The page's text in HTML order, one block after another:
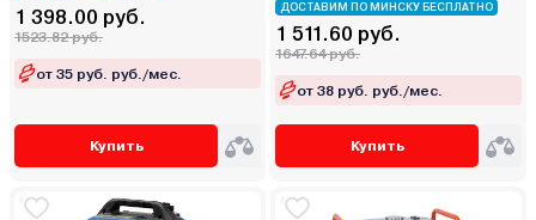
1 398.00 руб.
1523.82 руб.
от 35 руб. руб./мес.
Купить
ДОСТАВИМ ПО МИНСКУ БЕСПЛАТНО
1 511.60 руб.
1647.64 руб.
от 38 руб. руб./мес.
Купить